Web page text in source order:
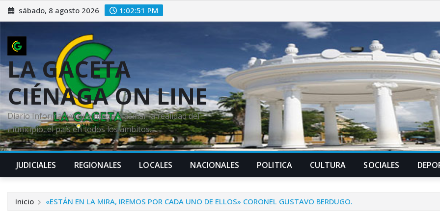
Saltar
al
sábado, 8 agosto 2026 1:02:52 PM
LA GACETA
CIÉNAGA ON LINE
Diario Informativo que busca plasmar la realidad del
municipio, el país en todos los ámbitos.
JUDICIALES REGIONALES LOCALES NACIONALES POLITICA CULTURA SOCIALES
Inicio «ESTÁN EN LA MIRA, IREMOS POR CADA UNO DE ELLOS» CORONEL GUSTAVO BERDUGO.